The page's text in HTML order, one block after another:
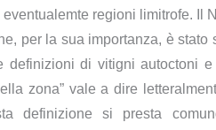
regioni limitrofe. Il
per la sua importanza, è stato
definizioni di vitigni autoctoni
zona” vale a dire
definizione si presta